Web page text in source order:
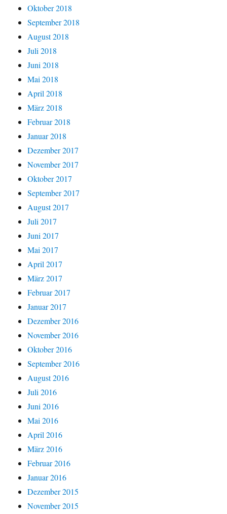
Oktober 2018
September 2018
August 2018
Juli 2018
Juni 2018
Mai 2018
April 2018
März 2018
Februar 2018
Januar 2018
Dezember 2017
November 2017
Oktober 2017
September 2017
August 2017
Juli 2017
Juni 2017
Mai 2017
April 2017
März 2017
Februar 2017
Januar 2017
Dezember 2016
November 2016
Oktober 2016
September 2016
August 2016
Juli 2016
Juni 2016
Mai 2016
April 2016
März 2016
Februar 2016
Januar 2016
Dezember 2015
November 2015